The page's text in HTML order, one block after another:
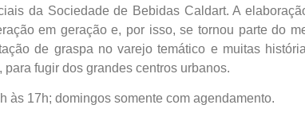
da Sociedade de Bebidas Caldart. A
em geração e, por isso, se tornou parte do
de graspa no varejo temático e muitas
fugir dos grandes centros urbanos.
às 17h; domingos somente com agendamento.